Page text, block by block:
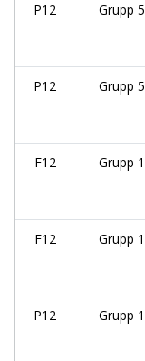
P12 Grupp 5
P12 Grupp 5
F12 Grupp 1
F12 Grupp 1
P12 Grupp 1